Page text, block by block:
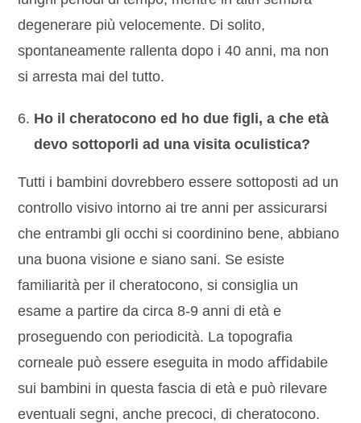
degenerare più velocemente. Di solito,
spontaneamente rallenta dopo i 40 anni, ma non
si arresta mai del tutto.
Ho il cheratocono ed ho due figli, a che età
devo sottoporli ad una visita oculistica?
Tutti i bambini dovrebbero essere sottoposti ad un
controllo visivo intorno ai tre anni per assicurarsi
che entrambi gli occhi si coordinino bene, abbiano
una buona visione e siano sani. Se esiste
familiarità per il cheratocono, si consiglia un
esame a partire da circa 8-9 anni di età e
proseguendo con periodicità. La topografia
corneale può essere eseguita in modo aﬃdabile
sui bambini in questa fascia di età e può rilevare
eventuali segni, anche precoci, di cheratocono.